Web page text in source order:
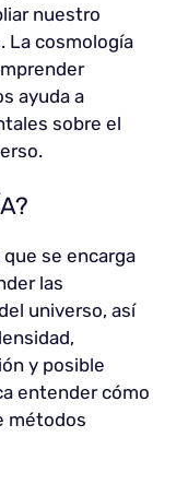
nuestro
La cosmología
ayuda a
sobre el
se encarga
las
universo, así
y posible
entender cómo
métodos